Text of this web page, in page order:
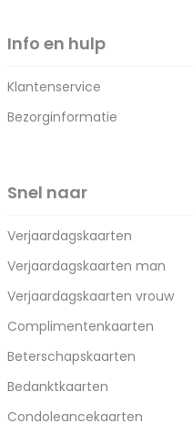
Info en hulp
Klantenservice
Bezorginformatie
Snel naar
Verjaardagskaarten
Verjaardagskaarten man
Verjaardagskaarten vrouw
Complimentenkaarten
Beterschapskaarten
Bedanktkaarten
Condoleancekaarten